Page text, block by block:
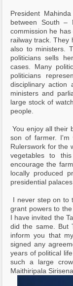
President
between South –
commission he
railway track. They
also to ministers.
politicians sells
cases. Many
politicians
disciplinary action
ministers and
large stock of
people.
You enjoy all their
son of farmer. I'm
Rulerswork for the
vegetables to
encourage the
locally produced
presidential
I never step on to
grant powers to
I have invited the
did the same. But
inform you that
signed any
years of political
such a large
Maithiripala